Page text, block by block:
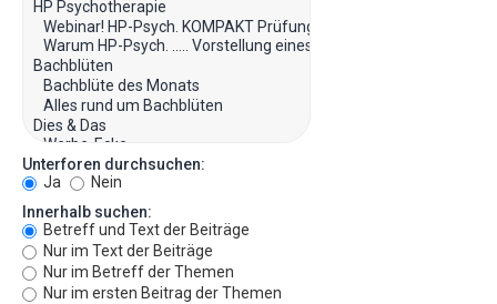
Unterforen durchsuchen:
Ja
Nein
Innerhalb suchen:
Betreff und Text der Beiträge
Nur im Text der Beiträge
Nur im Betreff der Themen
Nur im ersten Beitrag der Themen